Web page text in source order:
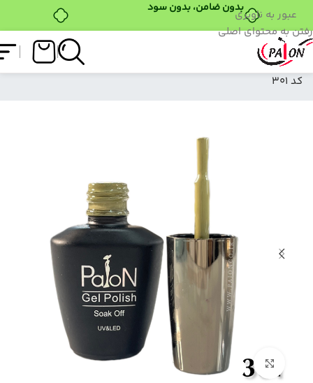
بدون ضامن، بدون سودعبور به ناوبری
رفتن به محتوای اصلی
فروشگاه
لاک ژل نرمال پایون
کد 301
بزرگنمایی تصویر